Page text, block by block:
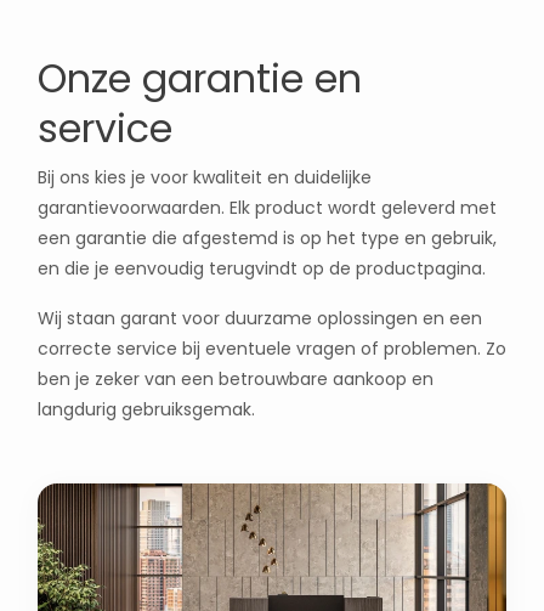
Onze garantie en
service
Bij ons kies je voor kwaliteit en duidelijke
garantievoorwaarden. Elk product wordt geleverd met
een garantie die afgestemd is op het type en gebruik,
en die je eenvoudig terugvindt op de productpagina.
Wij staan garant voor duurzame oplossingen en een
correcte service bij eventuele vragen of problemen. Zo
ben je zeker van een betrouwbare aankoop en
langdurig gebruiksgemak.